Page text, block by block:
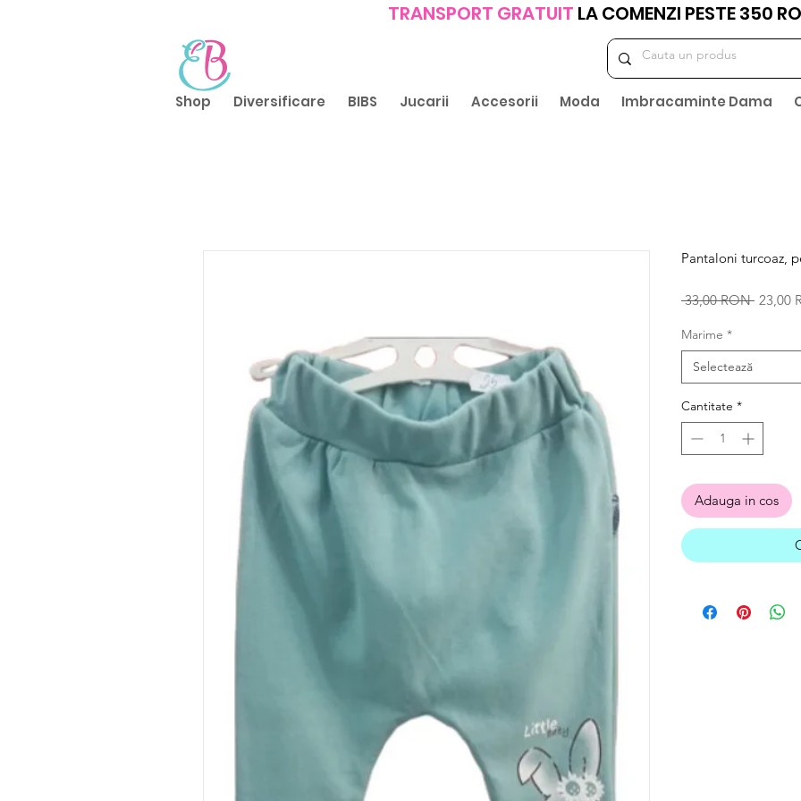
TRANSPORT GRATUIT LA COMENZI PESTE 350
Shop Diversificare BIBS Jucarii Accesorii Moda Imbracaminte Dama
Pantaloni turcoaz,
33,00 RON Preț
23,00
Marime *
Selectează
Cantitate *
Adauga in cos